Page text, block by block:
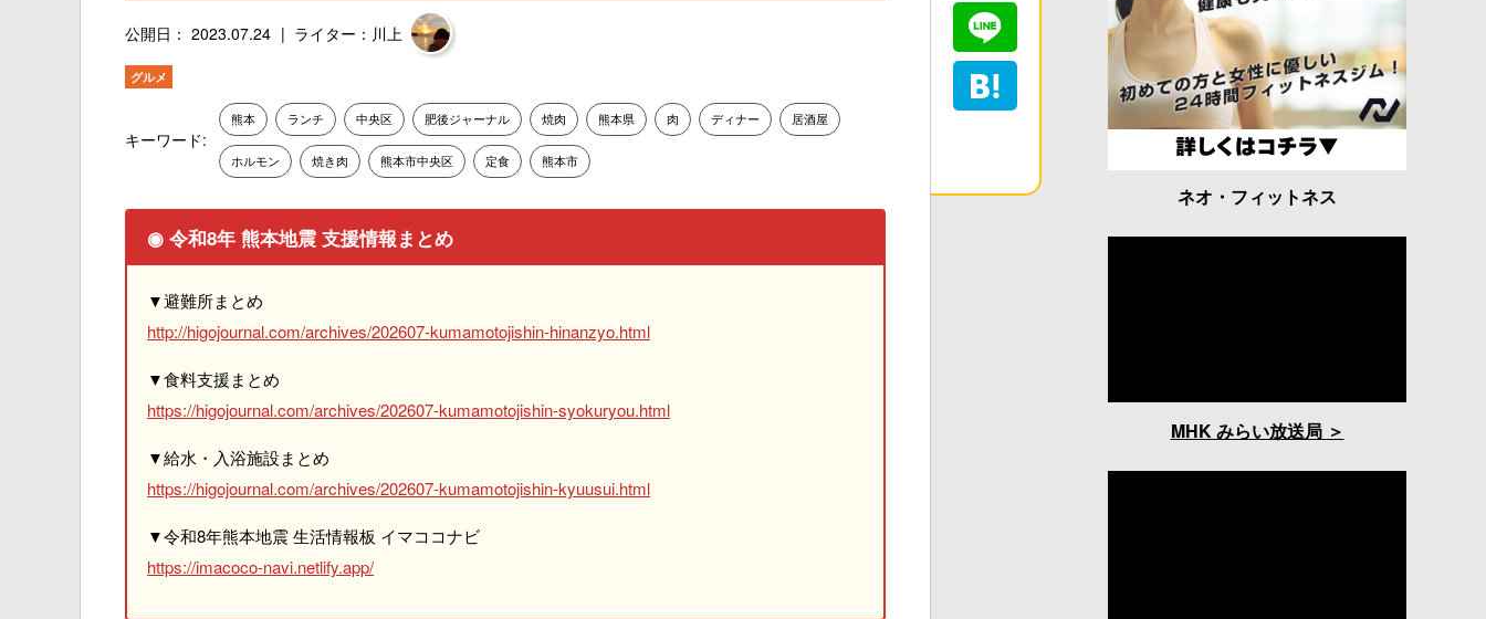
公開日： 2023.07.24 ライター：川上
グルメ
キーワード:
熊本 ランチ 中央区 肥後ジャーナル 焼肉 熊本県 肉 ディナー 居酒屋
ホルモン 焼き肉 熊本市中央区 定食 熊本市
◉ 令和8年 熊本地震 支援情報まとめ
▼避難所まとめ
http://higojournal.com/archives/202607-kumamotojishin-hinanzyo.html
▼食料支援まとめ
https://higojournal.com/archives/202607-kumamotojishin-syokuryou.html
▼給水・入浴施設まとめ
https://higojournal.com/archives/202607-kumamotojishin-kyuusui.html
▼令和8年熊本地震 生活情報板 イマココナビ
https://imacoco-navi.netlify.app/
ネオ・フィットネス
MHK みらい放送局